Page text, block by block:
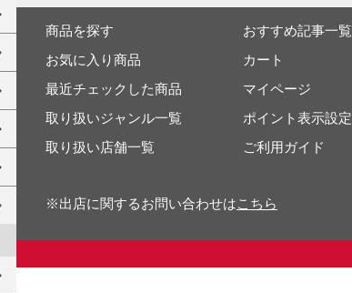
商品を探す
お気に入り商品
最近チェックした商品
取り扱いジャンル一覧
取り扱い店舗一覧
おすすめ記事一覧
カート
マイページ
ポイント表示設定
ご利用ガイド
※出店に関するお問い合わせはこちら